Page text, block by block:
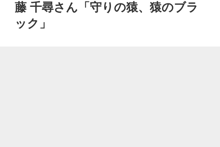
藤 千尋さん「守りの猿、猿のブラ
ック」